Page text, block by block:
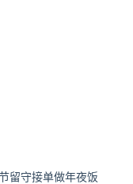
留守接单做年夜饭